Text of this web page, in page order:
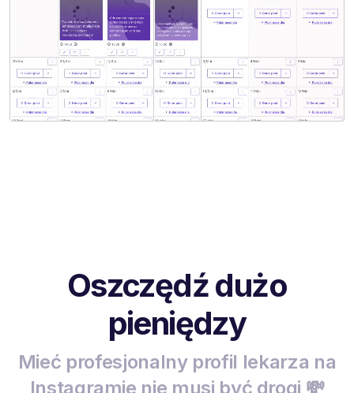
Oszczędź dużo
pieniędzy
Mieć profesjonalny profil lekarza na
Instagramie nie musi być drogi 💸